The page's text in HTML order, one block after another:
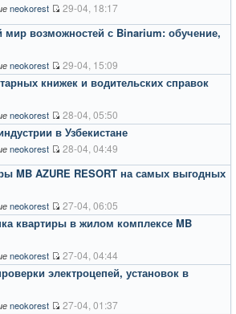
neokorest 29-04, 18:17
мир возможностей с Binarium: обучение,
neokorest 29-04, 15:09
книжек и водительских справок
neokorest 28-04, 05:50
в Узбекистане
neokorest 28-04, 04:49
MB AZURE RESORT на самых выгодных
neokorest 27-04, 06:05
квартиры в жилом комплексе MB
neokorest 27-04, 04:44
электроцепей, установок в
neokorest 27-04, 01:37